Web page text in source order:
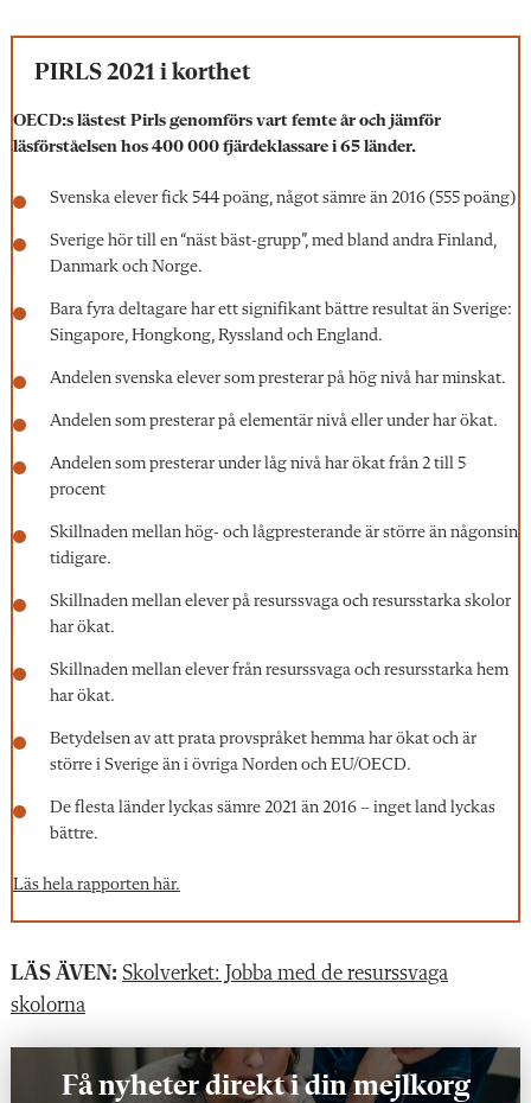
PIRLS 2021 i korthet
OECD:s lästest Pirls genomförs vart femte år och jämför
läsförståelsen hos 400 000 fjärdeklassare i 65 länder.
Svenska elever fick 544 poäng, något sämre än 2016 (555 poäng)
Sverige hör till en “näst bäst-grupp”, med bland andra Finland,
Danmark och Norge.
Bara fyra deltagare har ett signifikant bättre resultat än Sverige:
Singapore, Hongkong, Ryssland och England.
Andelen svenska elever som presterar på hög nivå har minskat.
Andelen som presterar på elementär nivå eller under har ökat.
Andelen som presterar under låg nivå har ökat från 2 till 5
procent
Skillnaden mellan hög- och lågpresterande är större än någonsin
tidigare.
Skillnaden mellan elever på resurssvaga och resursstarka skolor
har ökat.
Skillnaden mellan elever från resurssvaga och resursstarka hem
har ökat.
Betydelsen av att prata provspråket hemma har ökat och är
större i Sverige än i övriga Norden och EU/OECD.
De flesta länder lyckas sämre 2021 än 2016 – inget land lyckas
bättre.
Läs hela rapporten här.
LÄS ÄVEN: Skolverket: Jobba med de resurssvaga
skolorna
Få nyheter direkt i din mejlkorg